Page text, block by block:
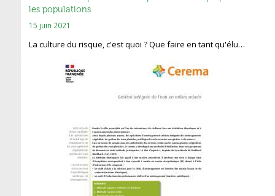
les populations
15 juin 2021
La culture du risque, c'est quoi ? Que faire en tant qu'élu…